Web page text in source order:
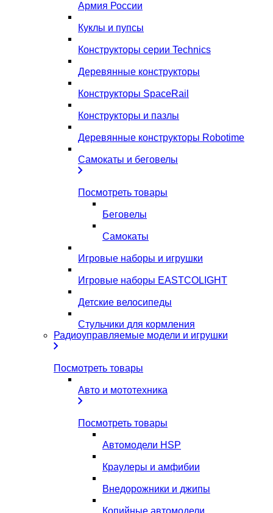
Армия России
Куклы и пупсы
Конструкторы серии Technics
Деревянные конструкторы
Конструкторы SpaceRail
Конструкторы и пазлы
Деревянные конструкторы Robotime
Самокаты и беговелы
Посмотреть товары
Беговелы
Самокаты
Игровые наборы и игрушки
Игровые наборы EASTCOLIGHT
Детские велосипеды
Стульчики для кормления
Радиоуправляемые модели и игрушки
Посмотреть товары
Авто и мототехника
Посмотреть товары
Автомодели HSP
Краулеры и амфибии
Внедорожники и джипы
Копийные автомодели